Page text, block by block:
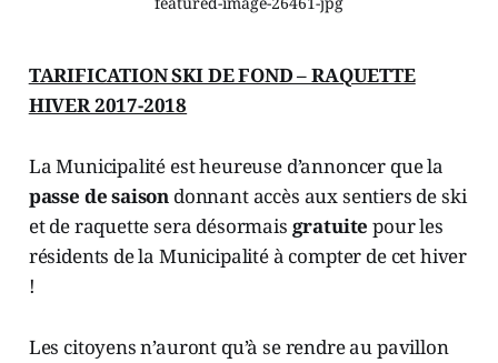
TARIFICATION SKI DE FOND – RAQUETTE
HIVER 2017-2018
La Municipalité est heureuse d’annoncer que la
passe de saison donnant accès aux sentiers de ski
et de raquette sera désormais gratuite pour les
résidents de la Municipalité à compter de cet hiver
!
Les citoyens n’auront qu’à se rendre au pavillon